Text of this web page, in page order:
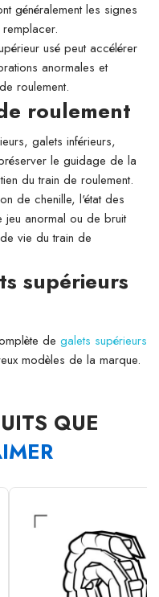
généralement les signes
usé peut accélérer
anormales et
roulement.
roulement
galets inférieurs,
le guidage de la
du train de roulement.
de chenille, l'état des
anormal ou de bruit
vie du train de
supérieurs
de galets supérieurs
modèles de la marque.
QUE